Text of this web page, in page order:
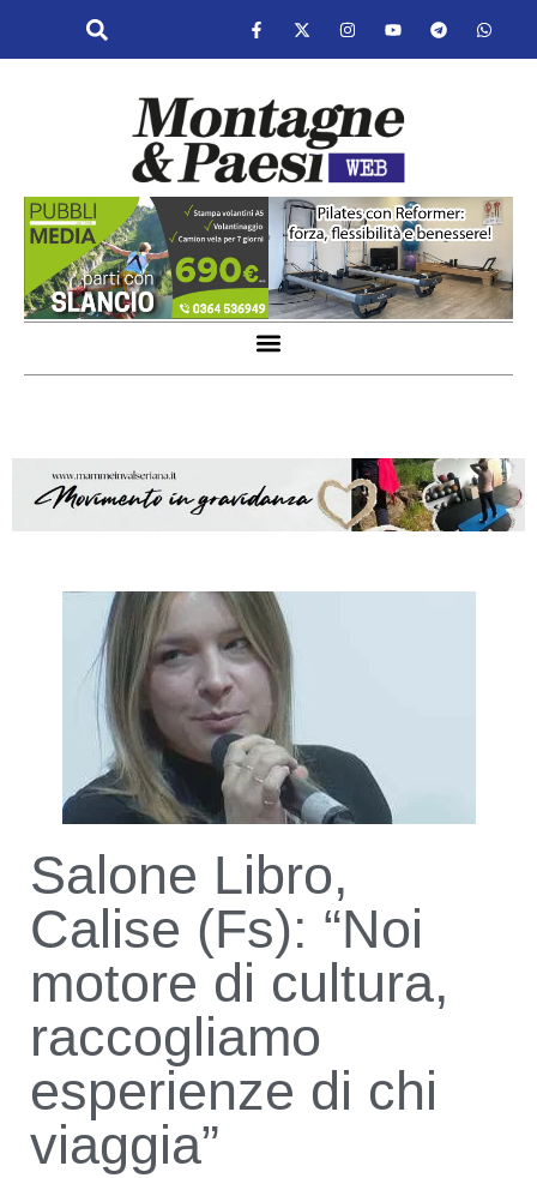
Salone Libro,
Calise (Fs): “Noi
motore di cultura,
raccogliamo
esperienze di chi
viaggia”